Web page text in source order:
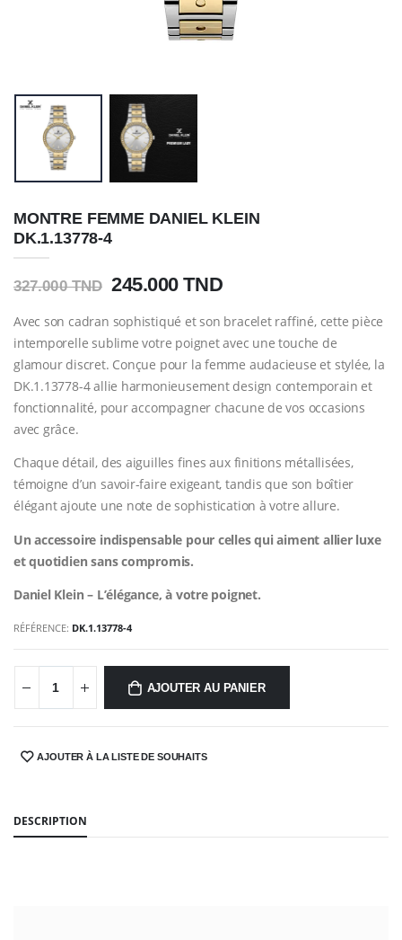
MONTRE FEMME DANIEL KLEIN
DK.1.13778-4
327.000 TND 245.000 TND
Avec son cadran sophistiqué et son bracelet raffiné, cette pièce
intemporelle sublime votre poignet avec une touche de
glamour discret. Conçue pour la femme audacieuse et stylée, la
DK.1.13778-4 allie harmonieusement design contemporain et
fonctionnalité, pour accompagner chacune de vos occasions
avec grâce.
Chaque détail, des aiguilles fines aux finitions métallisées,
témoigne d’un savoir-faire exigeant, tandis que son boîtier
élégant ajoute une note de sophistication à votre allure.
Un accessoire indispensable pour celles qui aiment allier luxe
et quotidien sans compromis.
Daniel Klein – L’élégance, à votre poignet.
RÉFÉRENCE: DK.1.13778-4
AJOUTER AU PANIER
SHARE:AJOUTER À LA LISTE DE SOUHAITS
DESCRIPTION